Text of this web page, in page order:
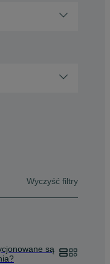
Wyczyść filtry
są